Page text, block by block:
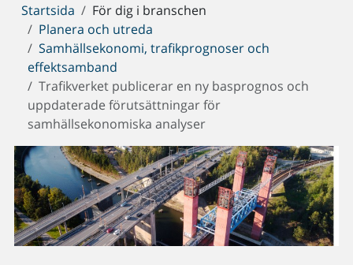
Du
är
här:
Startsida
För dig i branschen
Planera och utreda
Samhällsekonomi, trafikprognoser och
effektsamband
Trafikverket publicerar en ny basprognos och
uppdaterade förutsättningar för
samhällsekonomiska analyser